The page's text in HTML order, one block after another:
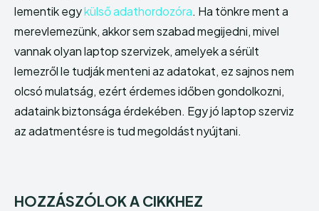
OTTHON INGATLAN
BELFÖLD
SZOLGÁLTATÁS
VÁLLALKOZÁS
Echo Verse
Copyright © Newspaper Theme.
OTTHON INGATLAN
BELFÖLD
SZOLGÁLTATÁS
VÁLLALKOZÁS
Echo Verse
Copyright © Newspaper Theme.
lementik egykülső adathordozóra. Ha tönkre ment a
merevlemezünk, akkor sem szabad megijedni, mivel
vannak olyan laptop szervizek, amelyek a sérült
lemezről le tudják menteni az adatokat, ez sajnos nem
olcsó mulatság, ezért érdemes időben gondolkozni,
adataink biztonsága érdekében. Egy jó laptop szerviz
az adatmentésre is tud megoldást nyújtani.
HOZZÁSZÓLOK A CIKKHEZ